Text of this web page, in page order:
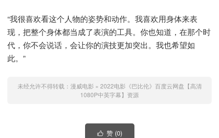
“我很喜欢看这个人物的姿势和动作。我喜欢用身体来表
现，把整个身体都当成了表演的工具。你也知道，在那个时
代，你不会说话，会让你的演技更加突出。我也希望如
此。”
未经允许不得转载： 漫威电影 » 2022电影《巴比伦》百度云网盘【高清
1080P中英字幕】资源
 赞 (0)